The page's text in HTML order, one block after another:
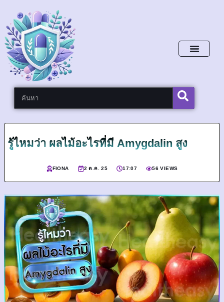
รู้ไหมว่า ผลไม้อะไรที่มี Amygdalin สูง
FIONA 2 ต.ค. 25 17:07 56 VIEWS